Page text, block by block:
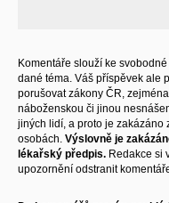
Komentáře slouží ke
dané téma. Váš příspěvek ale
porušovat zákony ČR,
náboženskou či jinou
jiných lidí, a proto je zakázáno
osobách. Výslovně je
lékařský předpis. Redakce si
upozornění odstranit